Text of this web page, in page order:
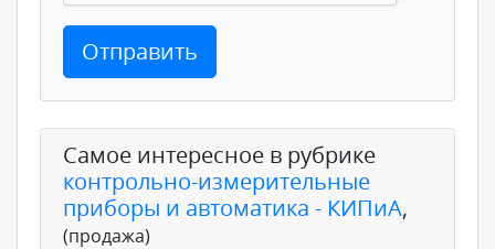
Отправить
Самое интересное в рубрике
контрольно-измерительные
приборы и автоматика - КИПиА,
(продажа)